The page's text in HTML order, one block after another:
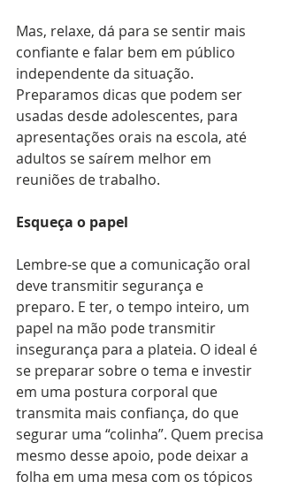
Mas, relaxe, dá para se sentir mais
confiante e falar bem em público
independente da situação.
Preparamos dicas que podem ser
usadas desde adolescentes, para
apresentações orais na escola, até
adultos se saírem melhor em
reuniões de trabalho.
Esqueça o papel
Lembre-se que a comunicação oral
deve transmitir segurança e
preparo. E ter, o tempo inteiro, um
papel na mão pode transmitir
insegurança para a plateia. O ideal é
se preparar sobre o tema e investir
em uma postura corporal que
transmita mais confiança, do que
segurar uma “colinha”. Quem precisa
mesmo desse apoio, pode deixar a
folha em uma mesa com os tópicos